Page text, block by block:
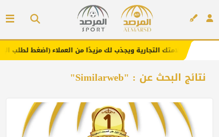
.. يعزز علامتك التجارية ويجذب لك مزيدًا من العملاء (اضغط لطلب
نتائج البحث عن : "Similarweb"